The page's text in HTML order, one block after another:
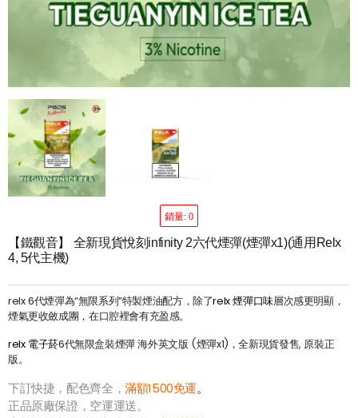
銷量: 0
【鐵觀音】 全新現貨悅刻infinity 2六代煙彈(煙彈x1)(通用Relx
4, 5代主機)
relx 6代煙彈為“無限系列”特製煙油配方，除了relx 煙彈口味層次感更明顯，
煙氣更收斂成團，在口腔裡會有充盈感。
relx 電子菸6代無限盒裝煙彈 海外英文版 (煙彈x1)，全新現貨發售, 原裝正
版。
下訂快捷，配色齊全，滿額1500免運。
正品原廠保證，空運運送。